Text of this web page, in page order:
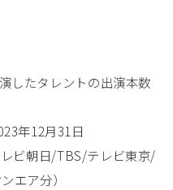
したタレントの出演本数
年12月31日
ビ朝日/TBS/テレビ東京/
エア分）